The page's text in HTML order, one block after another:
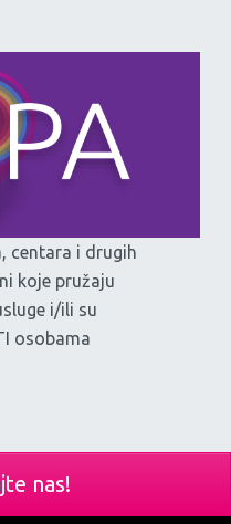
centara i drugih
koje pružaju
i/ili su
osobama
nas!